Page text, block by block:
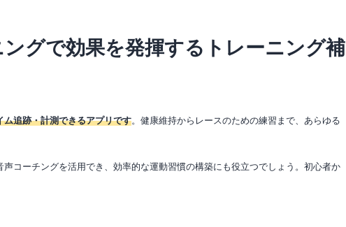
グで効果を発揮するトレーニング補
追跡・計測できるアプリです。健康維持からレースのための練習まで、あらゆる
コーチングを活用でき、効率的な運動習慣の構築にも役立つでしょう。初心者か